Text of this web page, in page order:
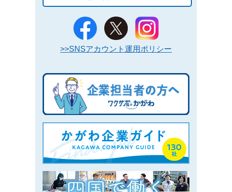
>>SNSアカウント運用ポリシー